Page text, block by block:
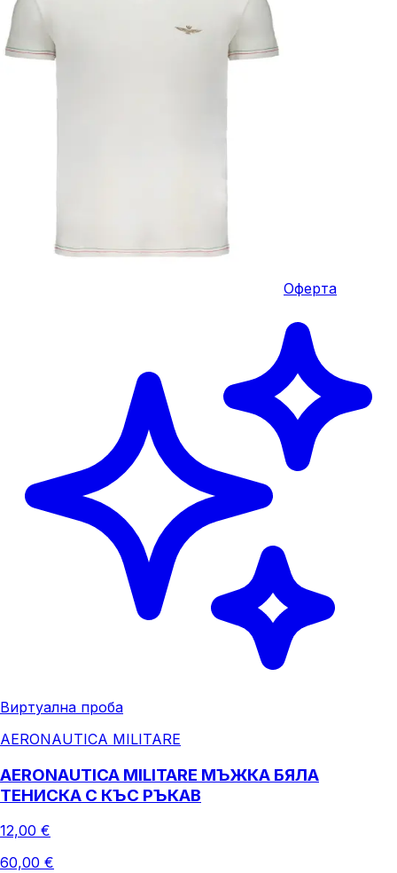
Оферта
Виртуална проба
AERONAUTICA MILITARE
AERONAUTICA MILITARE МЪЖКА БЯЛА
ТЕНИСКА С КЪС РЪКАВ
12,00 €
60,00 €